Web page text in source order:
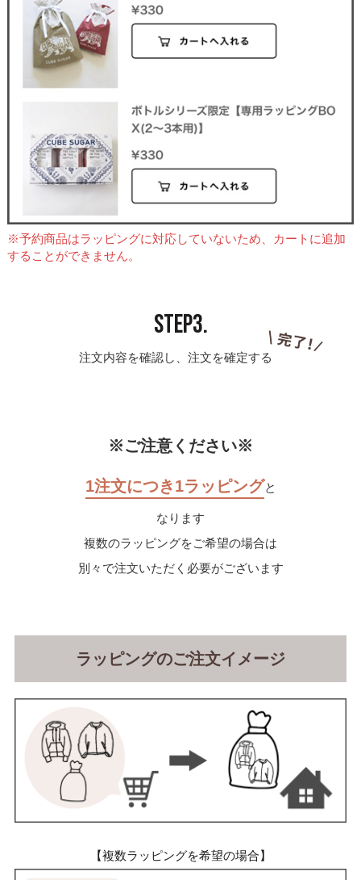
※予約商品はラッピングに対応していないため、カートに追加
することができません。
STEP3.
注文内容を確認し、注文を確定する
※ご注意ください※
1注文につき1ラッピングと
なります
複数のラッピングをご希望の場合は
別々で注文いただく必要がございます
ラッピングのご注文イメージ
【複数ラッピングを希望の場合】